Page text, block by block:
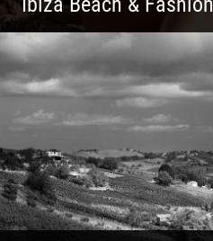
Ibiza Beach & Fashion